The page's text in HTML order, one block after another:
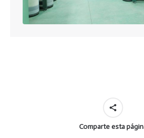
Comparte esta